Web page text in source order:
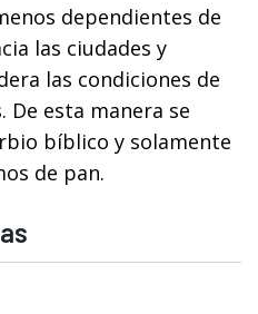
dependientes de
las ciudades y
las condiciones de
De esta manera se
bíblico y solamente
de pan.